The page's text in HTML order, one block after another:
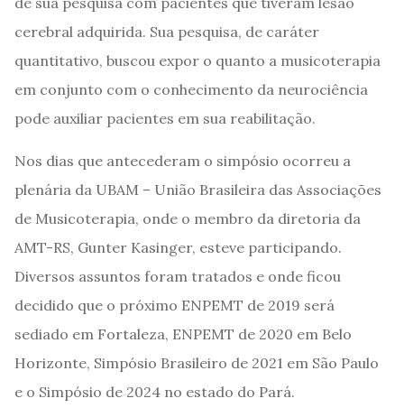
cerebral adquirida. Sua pesquisa, de caráter
quantitativo, buscou expor o quanto a musicoterapia
em conjunto com o conhecimento da neurociência
pode auxiliar pacientes em sua reabilitação.
Nos dias que antecederam o simpósio ocorreu a
plenária da UBAM – União Brasileira das Associações
de Musicoterapia, onde o membro da diretoria da
AMT-RS, Gunter Kasinger, esteve participando.
Diversos assuntos foram tratados e onde ficou
decidido que o próximo ENPEMT de 2019 será
sediado em Fortaleza, ENPEMT de 2020 em Belo
Horizonte, Simpósio Brasileiro de 2021 em São Paulo
e o Simpósio de 2024 no estado do Pará.